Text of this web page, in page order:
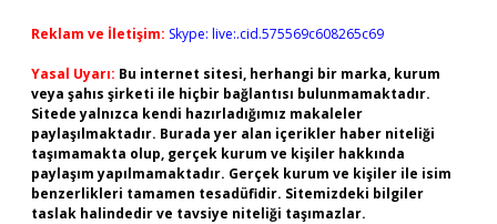
Reklam ve İletişim: Skype: live:.cid.575569c608265c69
Yasal Uyarı: Bu internet sitesi, herhangi bir marka, kurum
veya şahıs şirketi ile hiçbir bağlantısı bulunmamaktadır.
Sitede yalnızca kendi hazırladığımız makaleler
paylaşılmaktadır. Burada yer alan içerikler haber niteliği
taşımamakta olup, gerçek kurum ve kişiler hakkında
paylaşım yapılmamaktadır. Gerçek kurum ve kişiler ile isim
benzerlikleri tamamen tesadüfidir. Sitemizdeki bilgiler
taslak halindedir ve tavsiye niteliği taşımazlar.